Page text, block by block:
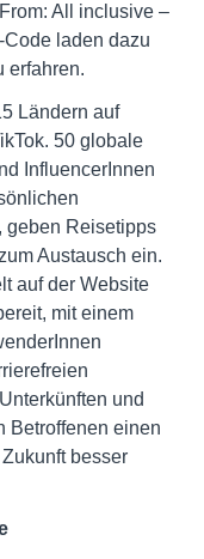
All inclusive –
Code laden dazu
erfahren.
Ländern auf
50 globale
InfluencerInnen
geben Reisetipps
Austausch ein.
auf der Website
mit einem
und
Betroffenen einen
besser